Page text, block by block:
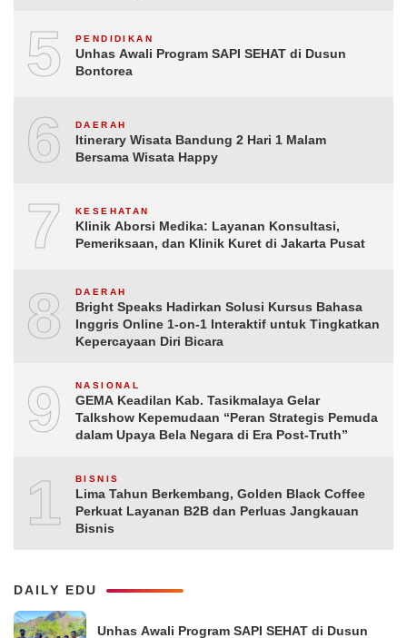
5 PENDIDIKAN
Unhas Awali Program SAPI SEHAT di Dusun
Bontorea
6 DAERAH
Itinerary Wisata Bandung 2 Hari 1 Malam
Bersama Wisata Happy
7 KESEHATAN
Klinik Aborsi Medika: Layanan Konsultasi,
Pemeriksaan, dan Klinik Kuret di Jakarta Pusat
8 DAERAH
Bright Speaks Hadirkan Solusi Kursus Bahasa
Inggris Online 1-on-1 Interaktif untuk Tingkatkan
Kepercayaan Diri Bicara
9 NASIONAL
GEMA Keadilan Kab. Tasikmalaya Gelar
Talkshow Kepemudaan “Peran Strategis Pemuda
dalam Upaya Bela Negara di Era Post-Truth”
10BISNIS
Lima Tahun Berkembang, Golden Black Coffee
Perkuat Layanan B2B dan Perluas Jangkauan
Bisnis
DAILY EDU
Unhas Awali Program SAPI SEHAT di Dusun